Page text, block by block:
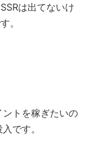
は出てないけ
。
トを稼ぎたいの
です。